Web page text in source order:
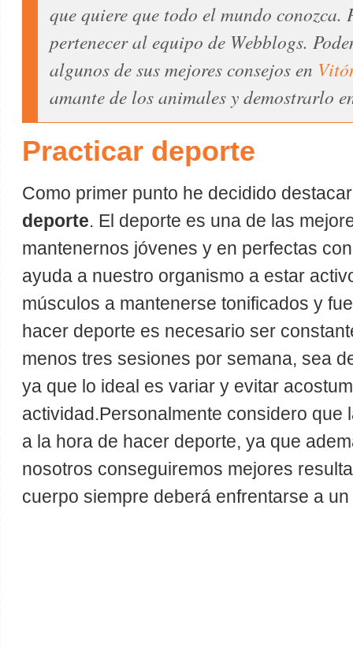
que quiere que todo el mundo conozca.
pertenecer al equipo de Webblogs.
algunos de sus mejores consejos en
amante de los animales y demostrarlo
Practicar deporte
Como primer punto he decidido
deporte. El deporte es una de las
mantenernos jóvenes y en perfectas
ayuda a nuestro organismo a estar
músculos a mantenerse tonificados y
hacer deporte es necesario ser
menos tres sesiones por semana, sea
ya que lo ideal es variar y evitar
actividad.Personalmente considero que
a la hora de hacer deporte, ya que
nosotros conseguiremos mejores
cuerpo siempre deberá enfrentarse a